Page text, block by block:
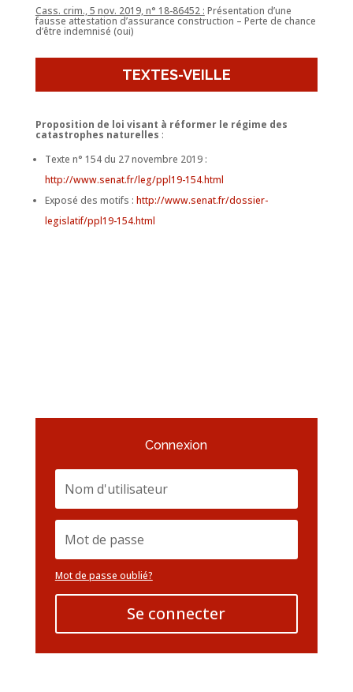
Cass. crim., 5 nov. 2019, n° 18-86452 : Présentation d’une
fausse attestation d’assurance construction – Perte de chance
d’être indemnisé (oui)
TEXTES-VEILLE
Proposition de loi visant à réformer le régime des
catastrophes naturelles :
Texte n° 154 du 27 novembre 2019 :
http://www.senat.fr/leg/ppl19-154.html
Exposé des motifs : http://www.senat.fr/dossier-
legislatif/ppl19-154.html
Connexion
Mot de passe oublié?
Se connecter